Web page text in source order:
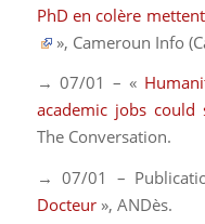
PhD en colère
», Cameroun Info
→ 07/01 – «
academic jobs
The Conversation.
→ 07/01 –
Docteur», ANDès.